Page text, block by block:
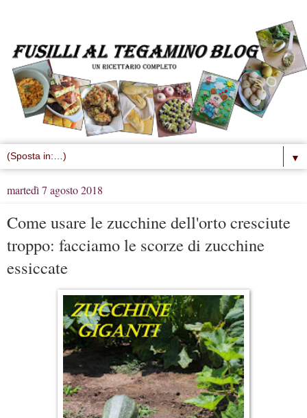
▼
martedì 7 agosto 2018
Come usare le zucchine dell'orto cresciute
troppo: facciamo le scorze di zucchine
essiccate